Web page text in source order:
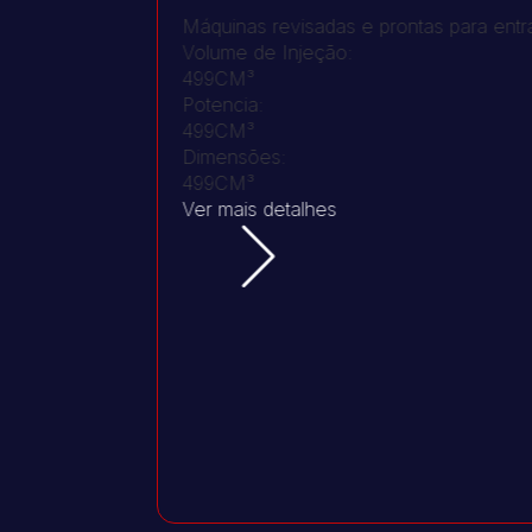
Máquinas revisadas e prontas para entrar
Volume de Injeção:
499CM³
Potencia:
499CM³
Dimensões:
499CM³
Ver mais detalhes